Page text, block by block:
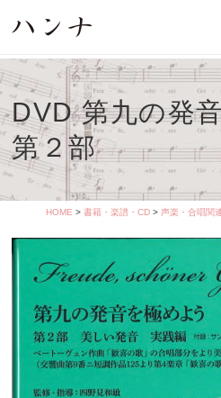
DVD 第九の発
第２部
HOME > 書籍・楽譜・CD> 声楽・合唱関